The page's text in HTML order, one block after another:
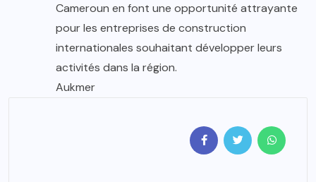
Cameroun en font une opportunité attrayante
pour les entreprises de construction
internationales souhaitant développer leurs
activités dans la région.
Aukmer